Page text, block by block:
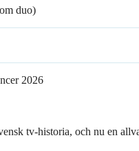
duo)
2026
tv-historia, och nu en